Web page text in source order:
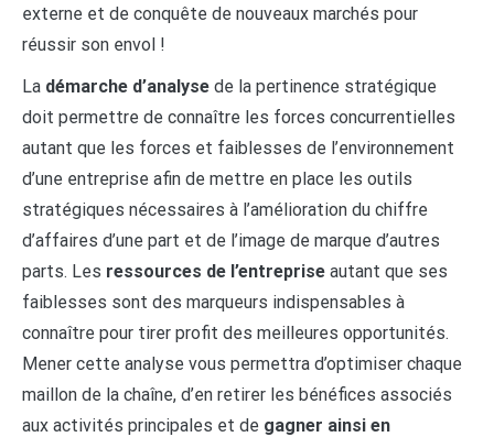
externe et de conquête de nouveaux marchés pour
réussir son envol !
La démarche d’analyse de la pertinence stratégique
doit permettre de connaître les forces concurrentielles
autant que les forces et faiblesses de l’environnement
d’une entreprise afin de mettre en place les outils
stratégiques nécessaires à l’amélioration du chiffre
d’affaires d’une part et de l’image de marque d’autres
parts. Les ressources de l’entreprise autant que ses
faiblesses sont des marqueurs indispensables à
connaître pour tirer profit des meilleures opportunités.
Mener cette analyse vous permettra d’optimiser chaque
maillon de la chaîne, d’en retirer les bénéfices associés
aux activités principales et de gagner ainsi en